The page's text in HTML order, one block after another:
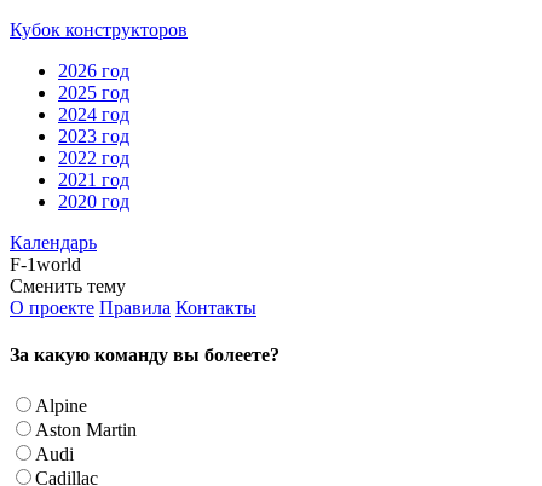
Кубок конструкторов
2026 год
2025 год
2024 год
2023 год
2022 год
2021 год
2020 год
Календарь
F-1world
Сменить тему
О проекте Правила Контакты
За какую команду вы болеете?
Alpine
Aston Martin
Audi
Cadillac